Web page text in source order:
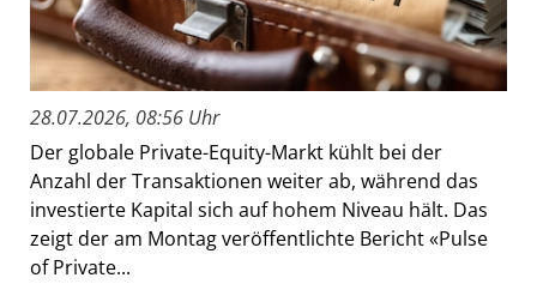
28.07.2026, 08:56 Uhr
Der globale Private-Equity-Markt kühlt bei der
Anzahl der Transaktionen weiter ab, während das
investierte Kapital sich auf hohem Niveau hält. Das
zeigt der am Montag veröffentlichte Bericht «Pulse
of Private...